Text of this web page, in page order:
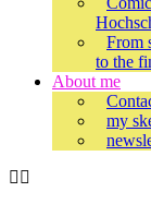
From
to the
About me
my